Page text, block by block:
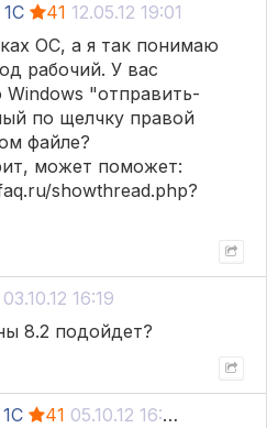
41 12.05.12 19:01
ОС, а я так понимаю
рабочий. У вас
"отправить-
по щелчку правой
файле?
может поможет:
showthread.php?
03.10.12 16:19
8.2 подойдет?
41 05.10.12 16:48